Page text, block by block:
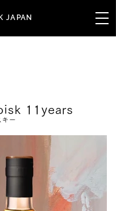
JAPAN
11years
キー